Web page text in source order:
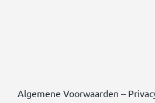
Algemene Voorwaarden –